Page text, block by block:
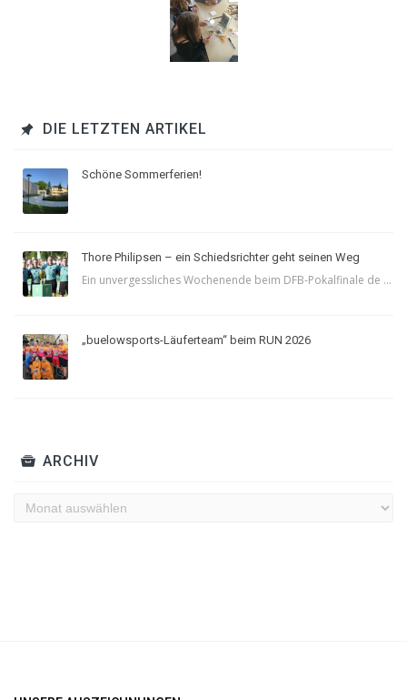
DIE LETZTEN ARTIKEL
Schöne Sommerferien!
Thore Philipsen – ein Schiedsrichter geht seinen Weg
Ein unvergessliches Wochenende beim DFB-Pokalfinale de ...
„buelowsports-Läuferteam“ beim RUN 2026
ARCHIV
Archiv